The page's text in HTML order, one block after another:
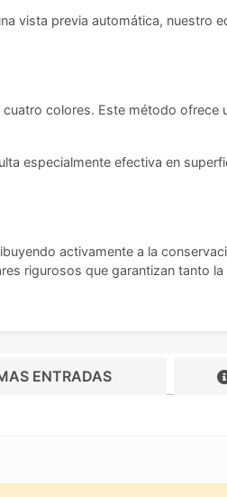
vista previa automática, nuestro
colores. Este método ofrece
especialmente efectiva en
activamente a la
rigurosos que garantizan tanto
ENTRADAS